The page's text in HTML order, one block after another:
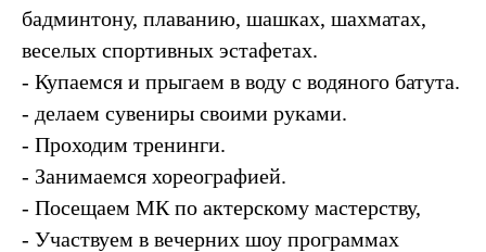
бадминтону, плаванию, шашках, шахматах,
веселых спортивных эстафетах.
- Купаемся и прыгаем в воду с водяного батута.
- делаем сувениры своими руками.
- Проходим тренинги.
- Занимаемся хореографией.
- Посещаем МК по актерскому мастерству,
- Участвуем в вечерних шоу программах